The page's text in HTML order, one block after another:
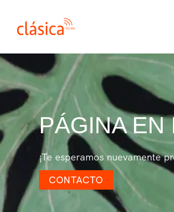
contenido
PÁGINA EN
¡Te esperamos nuevamente
CONTACTO